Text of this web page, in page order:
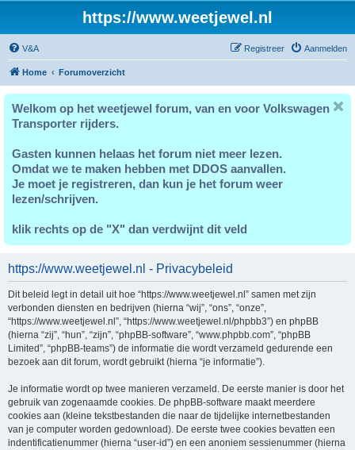
https://www.weetjewel.nl
V&A Aanmelden
Registreer
Home Forumoverzicht
Welkom op het weetjewel forum, van en voor Volkswagen
Transporter rijders.
Gasten kunnen helaas het forum niet meer lezen.
Omdat we te maken hebben met DDOS aanvallen.
Je moet je registreren, dan kun je het forum weer
lezen/schrijven.
klik rechts op de "X" dan verdwijnt dit veld
https://www.weetjewel.nl - Privacybeleid
Dit beleid legt in detail uit hoe “https://www.weetjewel.nl” samen met zijn
verbonden diensten en bedrijven (hierna “wij”, “ons”, “onze”,
“https://www.weetjewel.nl”, “https://www.weetjewel.nl/phpbb3”) en phpBB
(hierna “zij”, “hun”, “zijn”, “phpBB-software”, “www.phpbb.com”, “phpBB
Limited”, “phpBB-teams”) de informatie die wordt verzameld gedurende een
bezoek aan dit forum, wordt gebruikt (hierna “je informatie”).
Je informatie wordt op twee manieren verzameld. De eerste manier is door het
gebruik van zogenaamde cookies. De phpBB-software maakt meerdere
cookies aan (kleine tekstbestanden die naar de tijdelijke internetbestanden
van je computer worden gedownload). De eerste twee cookies bevatten een
indentificatienummer (hierna “user-id”) en een anoniem sessienummer (hierna